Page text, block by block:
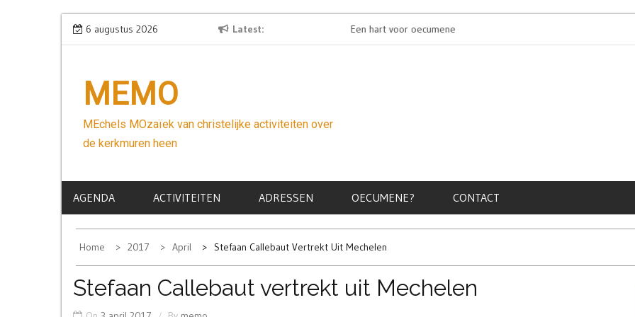
Skip
to
6 augustus 2026 Latest
Wees niet bang Een hart voor oecumene
MEMO
MEchels MOzaïek van christelijke activiteiten over
de kerkmuren heen
AGENDA ACTIVITEITEN ADRESSEN OECUMENE? CONTACT
Home 2017 April Stefaan Callebaut Vertrekt Uit Mechelen
Stefaan Callebaut vertrekt uit Mechelen